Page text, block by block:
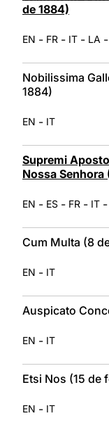
de 1884)
EN - FR - IT - LA -
Nobilissima
1884)
EN - IT
Supremi
Nossa Senhora
EN - ES - FR - IT -
Cum Multa (8
EN - IT
Auspicato
EN - IT
Etsi Nos (15 de
EN - IT